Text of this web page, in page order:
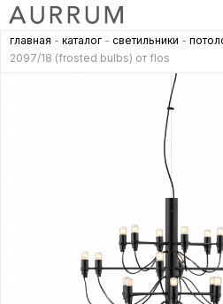
главная - каталог - светильники -
2097/18 (frosted bulbs) от flos